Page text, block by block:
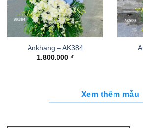
Ankhang – AK384
1.800.000 ₫
Xem thêm mẫu